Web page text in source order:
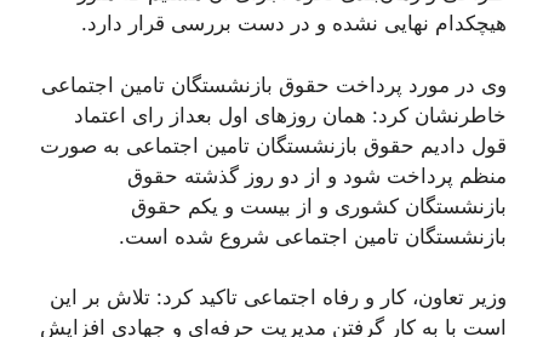
هیچکدام نهایی نشده و در دست بررسی قرار دارد.
وی در مورد پرداخت حقوق بازنشستگان تامین اجتماعی
خاطرنشان کرد: همان روزهای اول بعداز رای اعتماد
قول دادیم حقوق بازنشستگان تامین اجتماعی به صورت
منظم پرداخت شود و از دو روز گذشته حقوق
بازنشستگان کشوری و از بیست و یکم حقوق
بازنشستگان تامین اجتماعی شروع شده است.
وزیر تعاون، کار و رفاه اجتماعی تاکید کرد: تلاش بر این
است با به کار گرفتن مدیریت حرفه‌ای و جهادی افزایش